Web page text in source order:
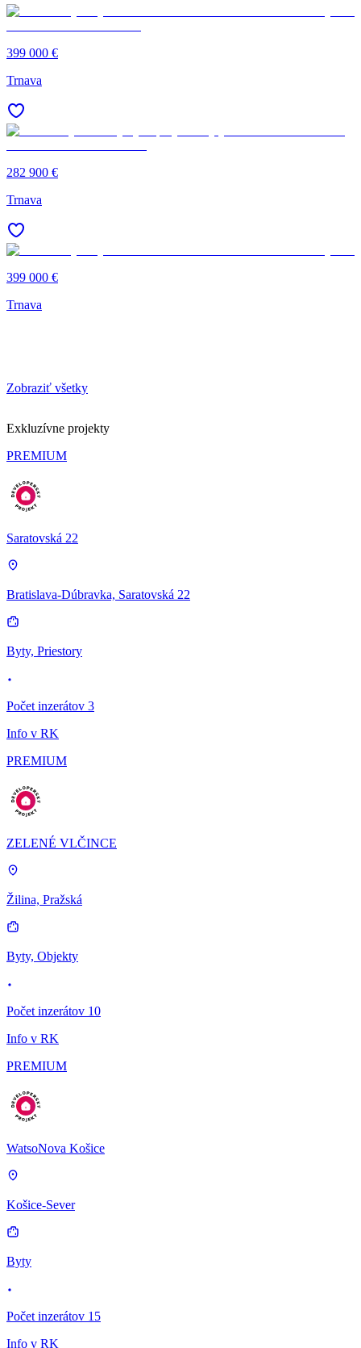
399 000 €
Trnava
282 900 €
Trnava
399 000 €
Trnava
Zobraziť všetky
Exkluzívne projekty
PREMIUM
Saratovská 22
Bratislava-Dúbravka, Saratovská 22
Byty, Priestory
Počet inzerátov 3
Info v RK
PREMIUM
ZELENÉ VLČINCE
Žilina, Pražská
Byty, Objekty
Počet inzerátov 10
Info v RK
PREMIUM
WatsoNova Košice
Košice-Sever
Byty
Počet inzerátov 15
Info v RK